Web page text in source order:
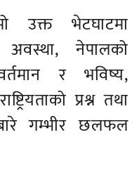
उक्त भेटघाटमा
नेपालको
र भविष्य,
प्रश्न तथा
गम्भीर छलफल